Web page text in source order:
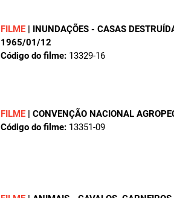
FILME | INUNDAÇÕES - CASAS
1965/01/12
Código do filme: 13329-16
FILME | CONVENÇÃO NACIONAL
Código do filme: 13351-09